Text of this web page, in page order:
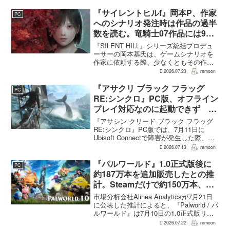
果だと説明。そのうえで、同社らし...
PC
『サイレントヒルf』岡本P、作家
へのシナリオ発注時は作品の過半
数を読む。竜騎士07作品には9割
以上目を通す
『SILENT HILL』シリーズ統括プロデュ
ーサーの岡本基氏は、ゲームシナリオを
作家に依頼する際、少なくともその作家
の作品の過半数に目を通すという。作家
たうえで物語を任せるためだ。電ファミ
ニコゲーマーが...
2026.07.23 remoon
PC
『アサクリ ブラック フラッグ
RE:シンクロ』PC版、オフライン
プレイ対応なのに起動できず
Ubisoft Connect障害時に報告相
次ぐ
『アサシン クリード ブラック フラッグ
RE:シンクロ』PC版では、7月11日に
Ubisoft Connectで障害が発生した際、ゲ
ームを起動できないとの報告が相次い
きなかったという投稿もあり、影響は
全...
2026.07.13 remoon
PC
『パルワールド』1.0正式版後に
約187万本を追加販売したとの推
計。Steamだけで約150万本、累
計3050万本規模
市場分析会社Alinea Analyticsが7月21日
に公表した推計によると、『Palworld / パ
ルワールド』は7月10日の1.0正式版リリ
ース後、Steamで約150万本、PS5で約30
2026.07.22 remoon